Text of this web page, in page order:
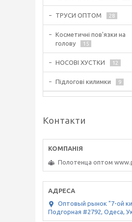
ТРУСИ ОПТОМ 28
Косметичні пов'язки на
голову
15
НОСОВІ ХУСТКИ 12
Підлогові килимки 9
Контакти
Полотенца оптом
Оптовый рынок "7-ой
Подгорная #2792, Одеса,